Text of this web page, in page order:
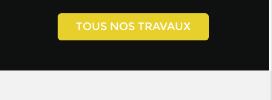
TOUS NOS TRAVAUX